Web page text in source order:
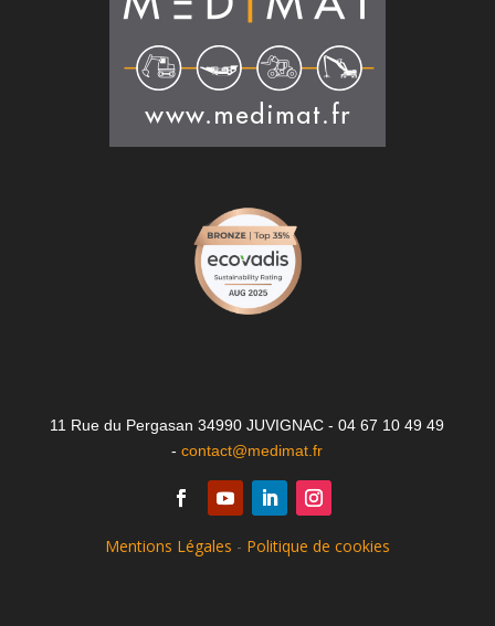
11 Rue du Pergasan 34990 JUVIGNAC - 04 67 10 49 49
-contact@medimat.fr
Mentions Légales - Politique de cookies